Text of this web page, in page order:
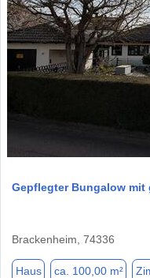
Gepflegter Bungalow mit
Brackenheim, 74336
Haus ca. 100,00 m²